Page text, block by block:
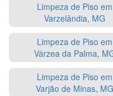
Limpeza de Piso em
Varzelândia, MG
Limpeza de Piso em
Várzea da Palma,
Limpeza de Piso em
Varjão de Minas, MG